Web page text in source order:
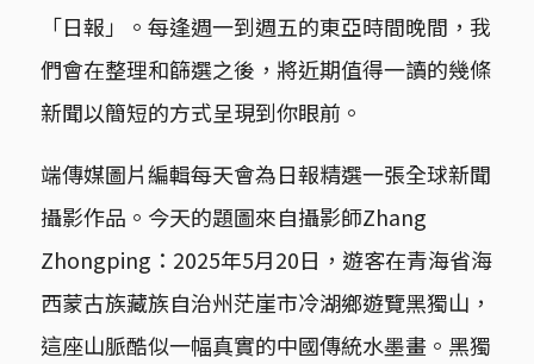
「日報」。每逢週一到週五的東亞時間晚間，我
們會在整理和篩選之後，將近期值得一讀的幾條
新聞以簡短的方式呈現到你眼前。
端傳媒圖片編輯每天會為日報精選一張全球新聞
攝影作品。今天的題圖來自攝影師Zhang
Zhongping：2025年5月20日，遊客在青海省海
西蒙古族藏族自治州茫崖市冷湖鄉遊覽黑獨山，
這座山脈酷似一幅真實的中國傳統水墨畫。黑獨